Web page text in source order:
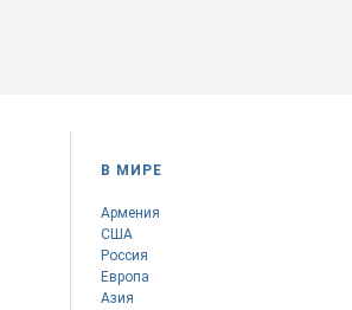
В МИРЕ
Армения
США
Россия
Европа
Азия